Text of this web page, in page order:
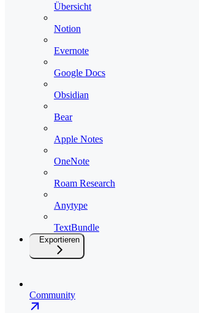
Übersicht
Notion
Evernote
Google Docs
Obsidian
Bear
Apple Notes
OneNote
Roam Research
Anytype
TextBundle
Exportieren
Community